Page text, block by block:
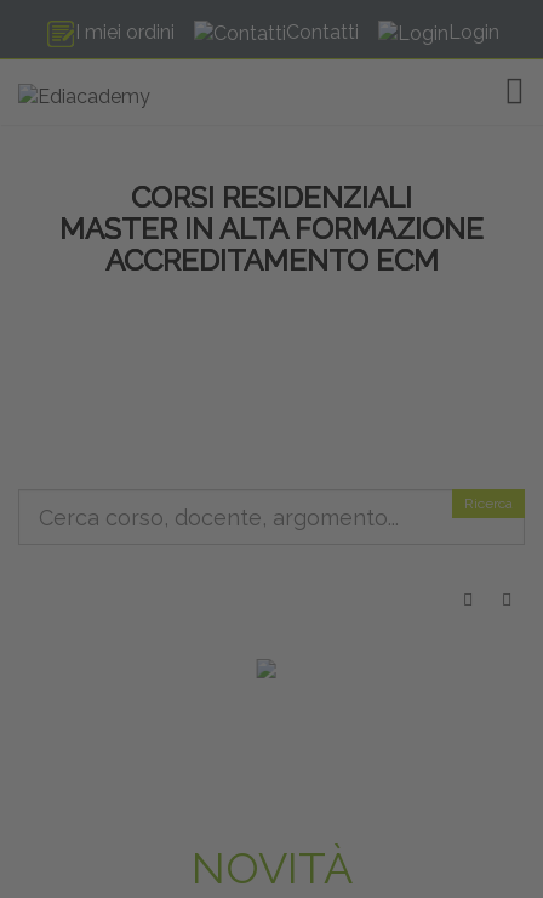
I miei ordini Contatti Login
CORSI RESIDENZIALI
MASTER IN ALTA FORMAZIONE
ACCREDITAMENTO ECM
Ricerca
NOVITÀ